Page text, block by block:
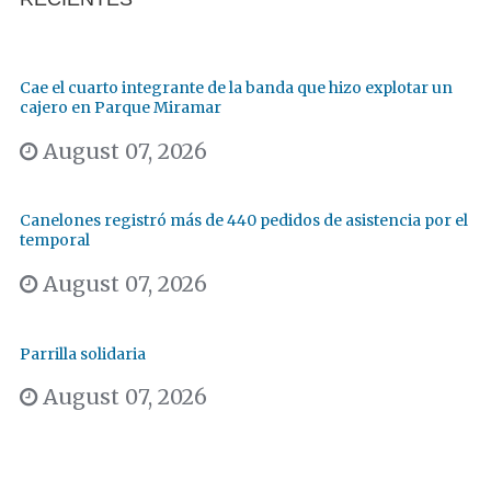
Cae el cuarto integrante de la banda que hizo explotar un
cajero en Parque Miramar
August 07, 2026
Canelones registró más de 440 pedidos de asistencia por el
temporal
August 07, 2026
Parrilla solidaria
August 07, 2026